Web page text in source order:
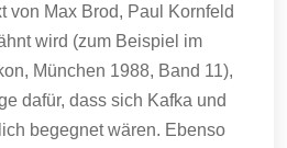
von Max Brod, Paul Kornfeld
wird (zum Beispiel im
München 1988, Band 11),
dafür, dass sich Kafka und
begegnet wären. Ebenso